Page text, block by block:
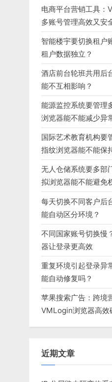
电商平台营销工具：
多账号管理高效又安
智能楼宇要切换租户
租户数据独立？
酒店前台轮班共用后
能不互相影响？
能源监控系统要管理
浏览器能不能减少异
国际艺术教育机构要
指纹浏览器能不能保
无人仓储系统要多部
拟浏览器能不能避免
每天切换不同客户后
能自动区分环境？
不同国家账号切换慢
器让登录更高效
重复环境引起登录异
能自动修复吗？
苹果搜索广告：跨境
VMLogin浏览器高效
近期文章